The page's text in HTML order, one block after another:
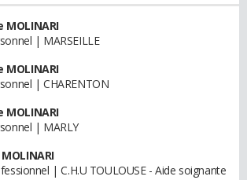
MOLINARI
| MARSEILLE
MOLINARI
| CHARENTON
MOLINARI
| MARLY
| C.H.U TOULOUSE - Aide soignante